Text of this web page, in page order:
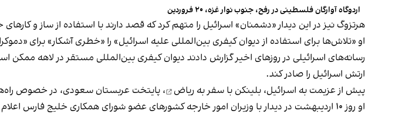
اردوگاه آوارگان فلسطینی در رفح، جنوب نوار غزه، ۲۰ فروردین
هرتزوگ نیز در این دیدار «دشمنان» اسرائیل را متهم کرد که قصد دارند با استفاده از ساز و
او «تلاش‌ها برای استفاده از دیوان کیفری بین‌المللی علیه اسرائیل» را «خطری آشکار» برای
رسانه‌های اسرائیلی در روزهای اخیر گزارش دادند دیوان کیفری بین‌المللی مستقر در لاهه ممکن
ارتش اسرائیل را صادر کند.
پیش‌ از عزیمت به اسرائیل، بلینکن با سفر به ریاض
، پایتخت عربستان سعودی، در خصوص
او روز ۱۰ اردیبهشت در دیدار با وزیران امور خارجه کشورهای عضو شورای همکاری خلیج